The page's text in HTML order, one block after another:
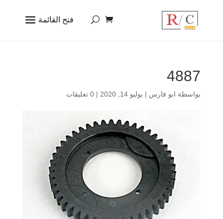
4887
بواسطة ابو فارس | يوليو 14, 2020 | 0 تعليقات